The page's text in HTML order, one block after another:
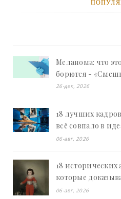
Меланома: что
борются -
26-дек, 2026
18 лучших
всё совпало в
«Смешное»
06-авг, 2026
18
которые
все времена -
06-авг, 2026